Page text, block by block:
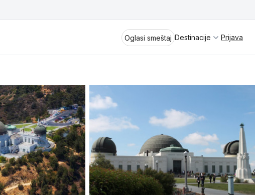
Oglasi smeštaj Destinacije
Divčibare
Vrnjačka Banja
Perućac
Kladovo
Spremite se za virtuelno putovanje
kroz jednu od najlepših zemalja
Evrope i sveta. Uživaćete u prikazima
planinskih masiva poput Tare i Šar-
planine, ali i u ravničarskim predelima
Prijava